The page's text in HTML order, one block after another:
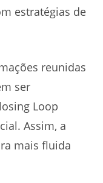
estratégias de
reunidas
ser
Loop
Assim, a
mais fluida